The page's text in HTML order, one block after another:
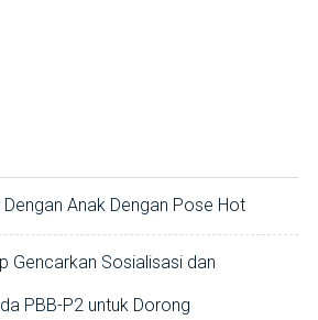
Anak Dengan Pose Hot
Gencarkan Sosialisasi dan
PBB-P2 untuk Dorong